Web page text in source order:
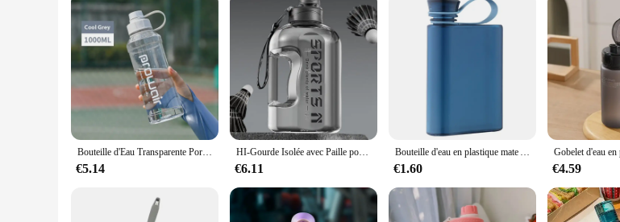
added convenience of a leak-proof design and easy-to-clean material, these bottles are a win-win for both you and
Bouteille d'Eau Transparente Portable de 1000ml, Tasse de dehors pour Plein Air, Gym, Voyage, Grande Capacité, Étanche, Sans BPA
€5.14
HI-Gourde Isolée avec Paille pour Homme et Femme, Gourde Étanche pour la Gym, Voyage, Randonnée, Camping, Fitness, 2.7 L, 1,7 L
€6.11
Bouteille d'eau en plastique mate A5 de 500ML, Portable, pour Sport en plein air, bouilloire pour ordinateur Portable, pour hommes et femmes
€1.60 €4.59